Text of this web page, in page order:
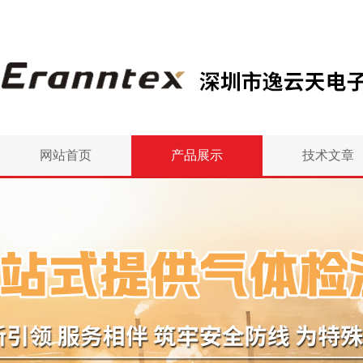
网站首页 产品展示 技术文章